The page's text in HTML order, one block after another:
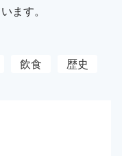
ます。
飲食 歴史